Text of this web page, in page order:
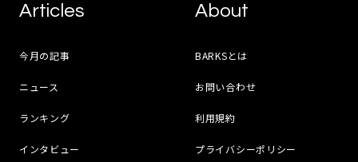
Articles
今月の記事
ニュース
ランキング
インタビュー
About
BARKSとは
お問い合わせ
利用規約
プライバシーポリシー